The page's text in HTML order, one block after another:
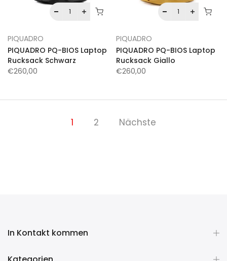
PIQUADRO
PIQUADRO PQ-BIOS Laptop
Rucksack Schwarz
€260,00
PIQUADRO
PIQUADRO PQ-BIOS Laptop
Rucksack Giallo
€260,00
1 2 Nächste
In Kontakt kommen